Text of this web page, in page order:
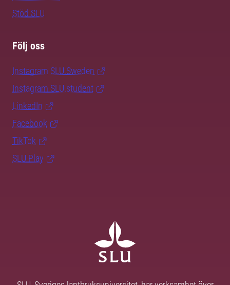
Stöd SLU
Följ oss
Instagram SLU.Sweden
Instagram SLU.student
LinkedIn
Facebook
TikTok
SLU Play